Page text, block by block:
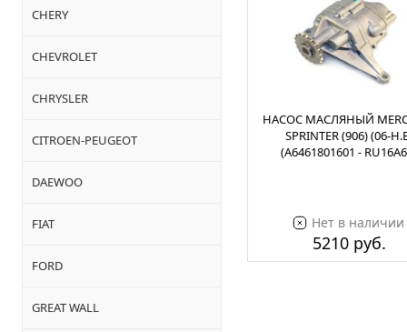
CHERY
CHEVROLET
CHRYSLER
CITROEN-PEUGEOT
DAEWOO
FIAT
FORD
GREAT WALL
НАСОС МАСЛЯНЫЙ
SPRINTER (906) (06-
(A6461801601 -
Нет в наличии
5210 руб.